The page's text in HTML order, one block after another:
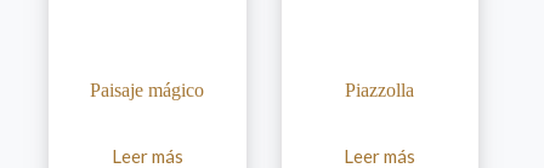
Paisaje mágico
Leer más
Piazzolla
Leer más